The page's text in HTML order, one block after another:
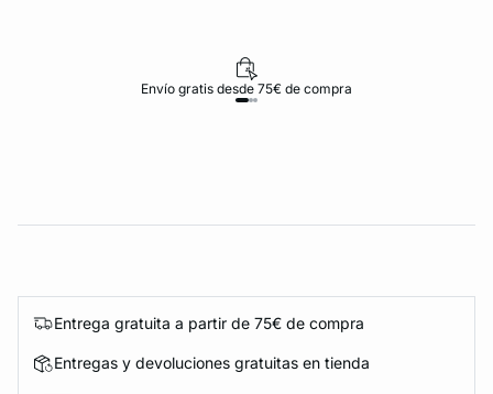
Envío gratis desde 75€ de compra
Entrega gratuita a partir de 75€ de compra
Entregas y devoluciones gratuitas en tienda